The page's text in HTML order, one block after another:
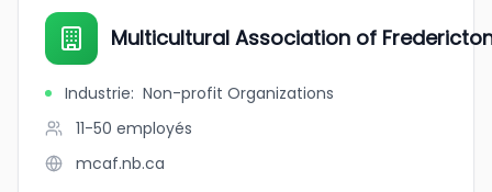
Multicultural Association of
Industrie: Non-profit Organizations
11-50 employés
mcaf.nb.ca